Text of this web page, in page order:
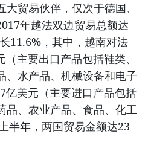
贸易伙伴，仅次于德国、
年越法双边贸易总额达
11.6%，其中，越南对法
主要出口产品包括鞋类、
、水产品、机械设备和电子
亿美元（主要进口产品包括
品、农业产品、食品、化工
半年，两国贸易金额达23